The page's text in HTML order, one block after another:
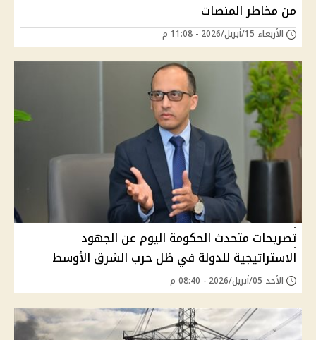
من مخاطر المنصات
الأربعاء 15/أبريل/2026 - 11:08 م
تصريحات متحدث الحكومة اليوم عن الجهود
الاستراتيجية للدولة في ظل حرب الشرق الأوسط
الأحد 05/أبريل/2026 - 08:40 م